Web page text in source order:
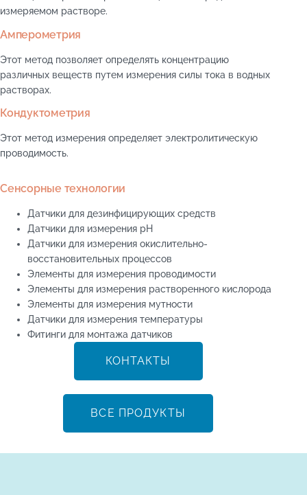
измеряемом растворе.
Амперометрия
Этот метод позволяет определять концентрацию
различных веществ путем измерения силы тока в водных
растворах.
Кондуктометрия
Этот метод измерения определяет электролитическую
проводимость.
Сенсорные технологии
Датчики для дезинфицирующих средств
Датчики для измерения рН
Датчики для измерения окислительно-
восстановительных процессов
Элементы для измерения проводимости
Элементы для измерения растворенного кислорода
Элементы для измерения мутности
Датчики для измерения температуры
Фитинги для монтажа датчиков
КОНТАКТЫ
ВСЕ ПРОДУКТЫ